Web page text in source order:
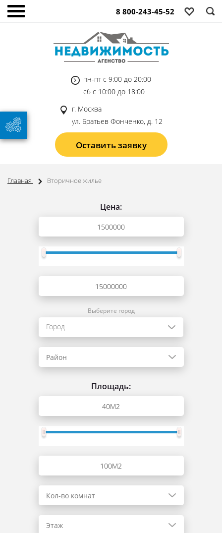
8 800-243-45-52
пн-пт с 9:00 до 20:00
сб с 10:00 до 18:00
г. Москва
ул. Братьев Фонченко, д. 12
Оставить заявку
Главная Вторичное жилье
Цена:
Выберите город
Город
Район
Площадь:
Кол-во комнат
Этаж